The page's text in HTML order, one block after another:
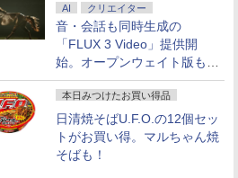
AI クリエイター
音・会話も同時生成の
「FLUX 3 Video」提供開
始。オープンウェイト版も計
画
本日みつけたお買い得品
日清焼そばU.F.O.の12個セッ
トがお買い得。マルちゃん焼
そばも！